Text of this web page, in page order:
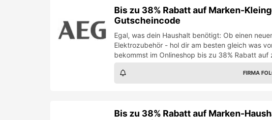
Bis zu 38% Rabatt auf Marken-
Gutscheincode
Egal, was dein Haushalt benötigt: Ob einen
Elektrozubehör - hol dir am besten gleich was
bekommst im Onlineshop bis zu 38% Rabatt auf
FIRMA
Bis zu 38% Rabatt auf Marken-